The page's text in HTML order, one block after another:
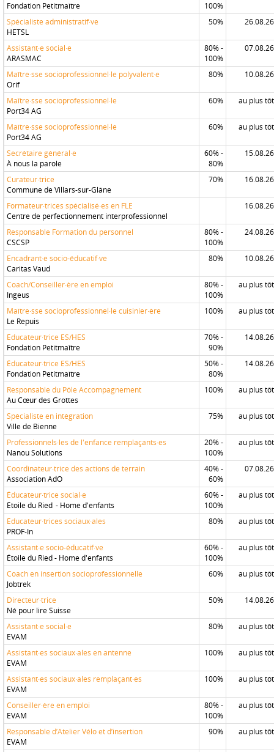
Fondation Petitmaître
100%
Spécialiste administratif·ve
HETSL
50% 26.08.26
Assistant·e social·e
ARASMAC
80% -
100%
07.08.26
Maître·sse socioprofessionnel·le polyvalent·e
Orif
80% 10.08.26
Maître·sse socioprofessionnel·le
Port34 AG
60% au plus tôt
Maître·sse socioprofessionnel·le
Port34 AG
60% au plus tôt
Secrétaire général·e
À nous la parole
60% -
80%
15.08.26
Curateur·trice
Commune de Villars-sur-Glâne
70% 16.08.26
Formateur·trices spécialisé·es en FLE
Centre de perfectionnement interprofessionnel
16.08.26
Responsable Formation du personnel
CSCSP
80% -
100%
24.08.26
Encadrant·e socio-éducatif·ve
Caritas Vaud
80% 10.08.26
Coach/Conseiller·ère en emploi
Ingeus
80% -
100%
au plus tôt
Maître·sse socioprofessionnel·le cuisinier·ère
Le Repuis
100% au plus tôt
Éducateur·trice ES/HES
Fondation Petitmaître
70% -
90%
14.08.26
Éducateur·trice ES/HES
Fondation Petitmaître
50% -
80%
14.08.26
Responsable du Pôle Accompagnement
Au Cœur des Grottes
100% au plus tôt
Spécialiste en intégration
Ville de Bienne
75% au plus tôt
Professionnels·les de l'enfance remplaçants·es
Nanou Solutions
20% -
100%
au plus tôt
Coordinateur·trice des actions de terrain
Association AdO
40% -
60%
07.08.26
Éducateur·trice social·e
Étoile du Ried - Home d'enfants
60% -
100%
au plus tôt
Éducateur·trices sociaux·ales
PROF-In
80% au plus tôt
Assistant·e socio-éducatif·ve
Étoile du Ried - Home d'enfants
60% -
100%
au plus tôt
Coach en insertion socioprofessionnelle
Jobtrek
60% au plus tôt
Directeur·trice
Né pour lire Suisse
50% 14.08.26
Assistant·e social·e
EVAM
80% au plus tôt
Assistant·es sociaux·ales en antenne
EVAM
100% au plus tôt
Assistant·es sociaux·ales remplaçant·es
EVAM
100% au plus tôt
Conseiller·ère en emploi
EVAM
80% -
100%
au plus tôt
Responsable d’Atelier Vélo et d’insertion
EVAM
90% au plus tôt